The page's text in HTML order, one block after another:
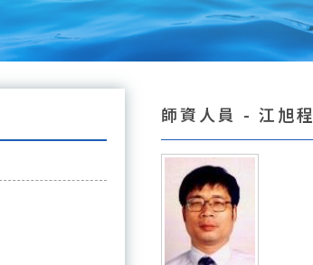
師資人員 - 江旭程